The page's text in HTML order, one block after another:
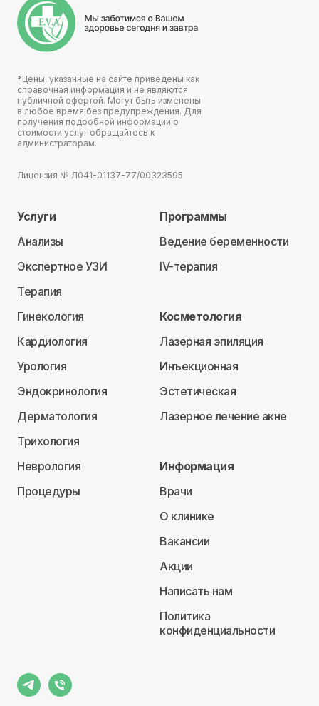
*Цены, указанные на сайте приведены как
справочная информация и не являются
публичной офертой. Могут быть изменены
в любое время без предупреждения. Для
получения подробной информации о
стоимости услуг обращайтесь к
администраторам.
Лицензия № Л041-01137-77/00323595
Услуги
Анализы
Экспертное УЗИ
Терапия
Гинекология
Кардиология
Урология
Эндокринология
Дерматология
Трихология
Неврология
Процедуры
Программы
Ведение беременности
IV-терапия
Косметология
Лазерная эпиляция
Инъекционная
Эстетическая
Лазерное лечение акне
Информация
Врачи
О клинике
Вакансии
Акции
Написать нам
Политика
конфиденциальности